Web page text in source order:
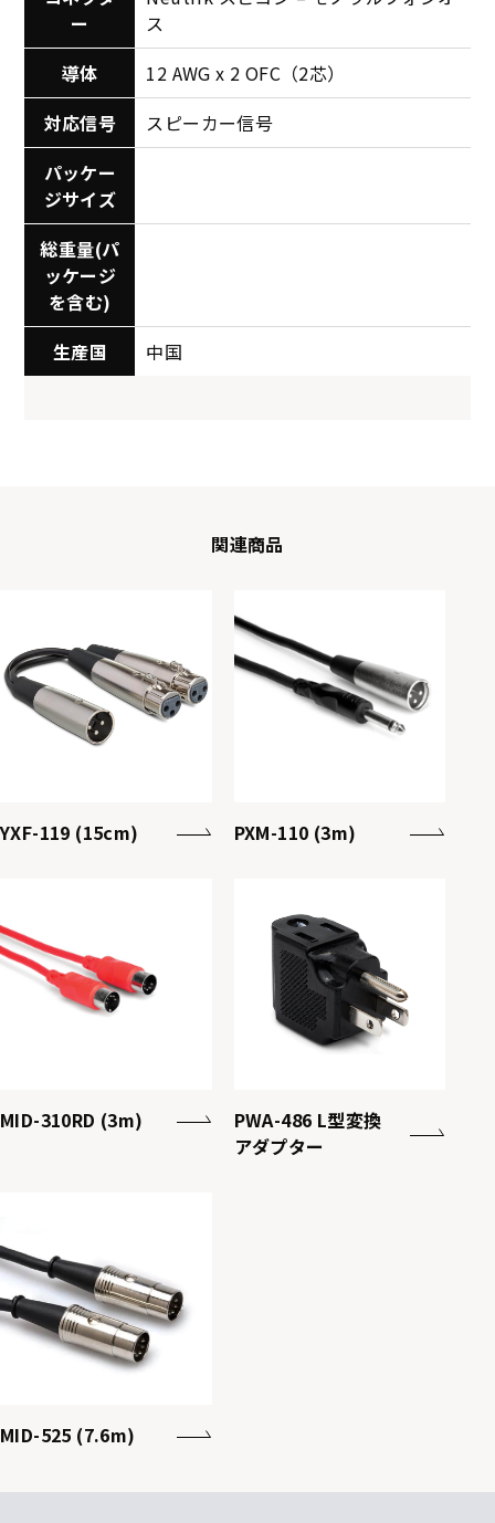
ー
ス
導体
12 AWG x 2 OFC（2芯）
対応信号
スピーカー信号
パッケー
ジサイズ
総重量(パ
ッケージ
を含む)
生産国
中国
関連商品
YXF-119 (15cm) PXM-110 (3m)
MID-310RD (3m)
PWA-486 L型変換
アダプター
MID-525 (7.6m)